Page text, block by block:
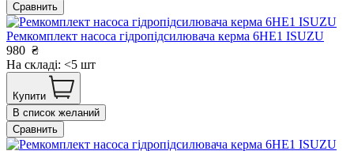
Сравнить
Ремкомплект насоса гідропідсилювача керма 6HE1 ISUZU
980 ₴
На складі: <5 шт
Купити
В список желаний
Сравнить